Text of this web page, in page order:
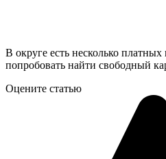
В округе есть несколько
попробовать найти свободный
Оцените статью